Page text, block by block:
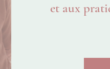
et aux